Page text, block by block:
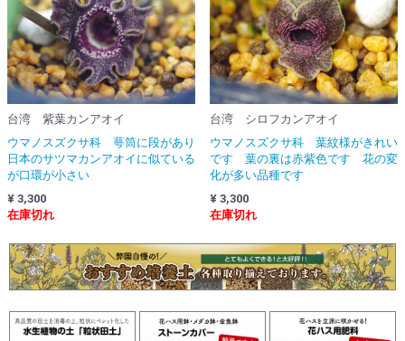
台湾 紫葉カンアオイ
ウマノスズクサ科 萼筒に段があり
日本のサツマカンアオイに似ている
が口環が小さい
¥ 3,300
在庫切れ
台湾 シロフカンアオイ
ウマノスズクサ科 葉紋様がきれい
です 葉の裏は赤紫色です 花の変
化が多い品種です
¥ 3,300
在庫切れ